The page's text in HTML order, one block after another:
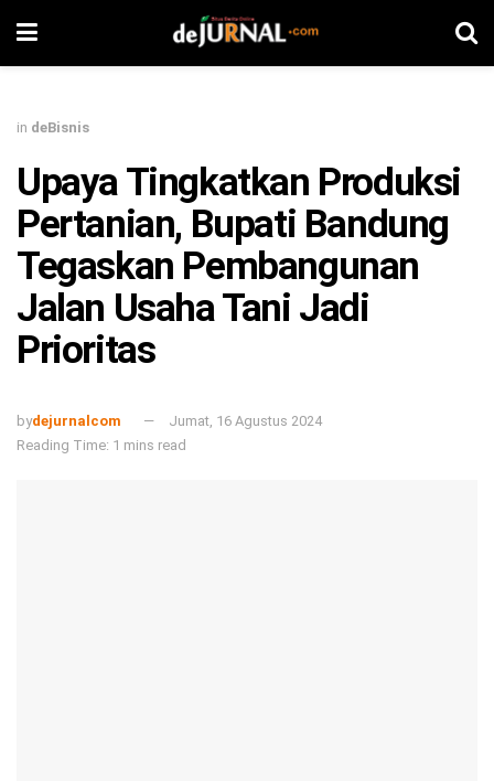
in deBisnis
Upaya Tingkatkan Produksi
Pertanian, Bupati Bandung
Tegaskan Pembangunan
Jalan Usaha Tani Jadi
Prioritas
bydejurnalcom
Jumat, 16 Agustus 2024
Reading Time: 1 mins read